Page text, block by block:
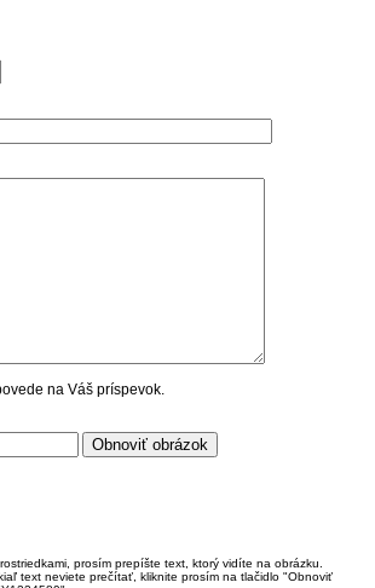
na Váš príspevok.
prosím prepíšte text, ktorý vidíte na obrázku.
text neviete prečítať, kliknite prosím na tlačidlo "Obnoviť